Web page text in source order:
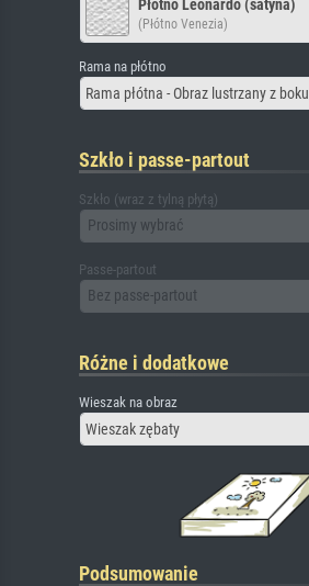
Płótno Leonardo (satyna)
(Płótno Venezia)
Rama na płótno
Rama płótna - Obraz lustrzany z boku
Szkło i passe-partout
Szkło (wraz z tylną płytą)
Prosimy wybrać
Passe-partout
Bez passe-partout
Różne i dodatkowe
Wieszak na obraz
Wieszak zębaty
Podsumowanie